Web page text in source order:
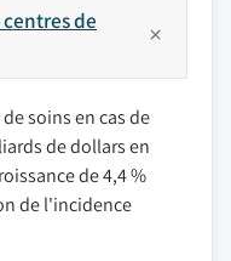
de
soins en cas de
de dollars en
de 4,4 %
de l'incidence